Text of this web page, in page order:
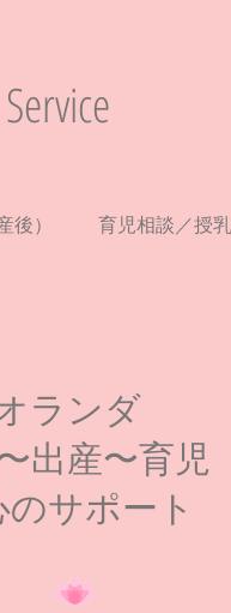
） 育児相談／授
ランダ
出産〜育児
のサポート